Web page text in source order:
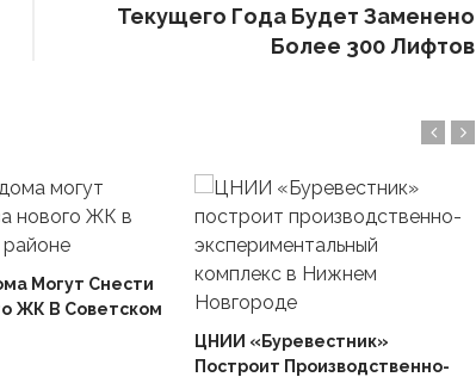
Текущего Года Будет Заменено
Более 300 Лифтов
Могут Снести
ЖК В Советском
ЦНИИ «Буревестник»
Построит Производственно-